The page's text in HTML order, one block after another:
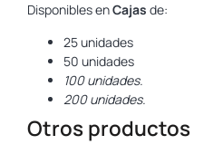
Disponibles enCajas de:
25 unidades
50 unidades
100 unidades.
200 unidades.
Otros productos